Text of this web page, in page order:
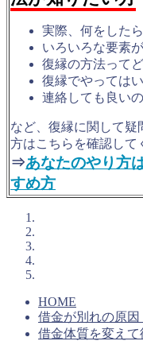
実際、何をした
いろいろな要素
復縁の方法って
復縁でやっては
連絡しても良い
など、復縁に関して疑
方はこちらを確認して
⇒あなたのやり方
すめ方
HOME
借金が別れの原因
借金体質を変え